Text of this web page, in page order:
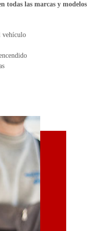
todas las marcas y modelos
vehículo